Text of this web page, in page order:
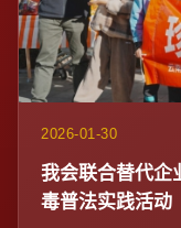
2026-01-30
我会联合替代企
毒普法实践活动